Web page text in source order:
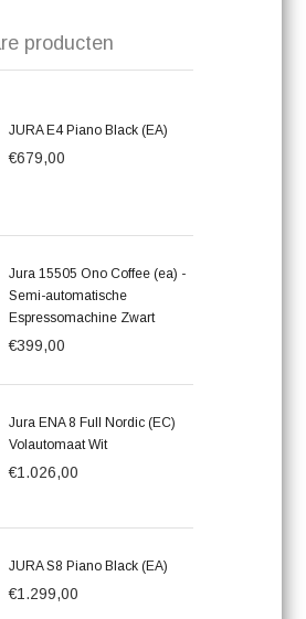
en genot van de JURA E4
bieden heeft.
producten
JURA E4 Piano Black (EA)
€679,00
Jura 15505 Ono Coffee (ea) -
Semi-automatische
Espressomachine Zwart
€399,00
Jura ENA 8 Full Nordic (EC)
Volautomaat Wit
€1.026,00
JURA S8 Piano Black (EA)
€1.299,00